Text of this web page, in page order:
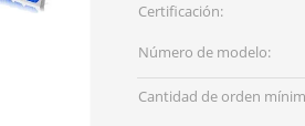
Certificación:
Número de modelo:
Cantidad de orden